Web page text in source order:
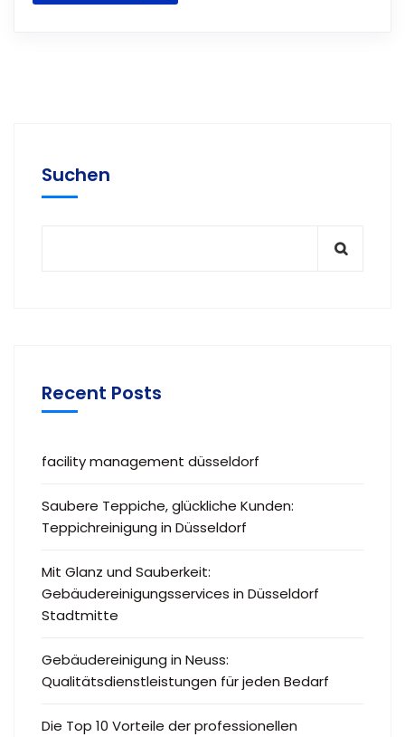
Suchen
Recent Posts
facility management düsseldorf
Saubere Teppiche, glückliche Kunden:
Teppichreinigung in Düsseldorf
Mit Glanz und Sauberkeit:
Gebäudereinigungsservices in Düsseldorf
Stadtmitte
Gebäudereinigung in Neuss:
Qualitätsdienstleistungen für jeden Bedarf
Die Top 10 Vorteile der professionellen